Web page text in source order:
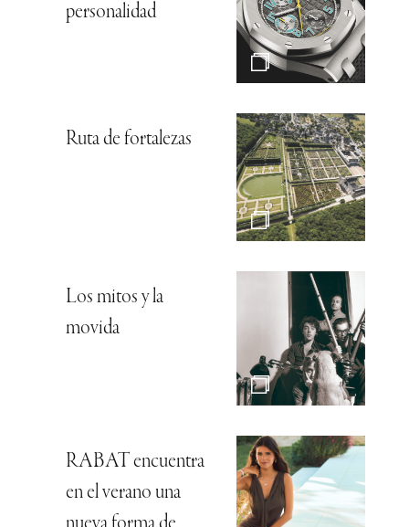
personalidad
Ruta de fortalezas
Los mitos y la
movida
RABAT encuentra
en el verano una